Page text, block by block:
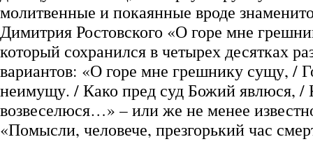
молитвенные и покаянные вроде
Димитрия Ростовского «О горе мне
который сохранился в четырех десятках
вариантов: «О горе мне грешнику сущу, /
неимущу. / Како пред суд Божий явлюся, /
возвеселюся…» – или же не менее
«Помысли, человече, презгорький час